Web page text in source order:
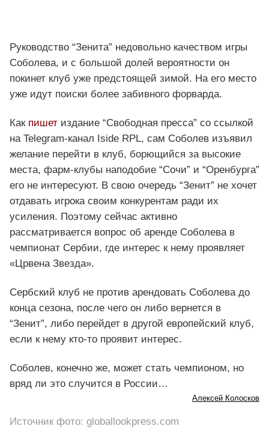
Руководство “Зенита” недовольно качеством игры
Соболева, и с большой долей вероятности он
покинет клуб уже предстоящей зимой. На его место
уже идут поиски более забивного форварда.
Как пишет издание “Свободная пресса” со ссылкой
на Telegram-канал Iside RPL, сам Соболев изъявил
желание перейти в клуб, борющийся за высокие
места, фарм-клубы наподобие “Сочи” и “Оренбурга”
его не интересуют. В свою очередь “Зенит” не хочет
отдавать игрока своим конкурентам ради их
усиления. Поэтому сейчас активно
рассматривается вопрос об аренде Соболева в
чемпионат Сербии, где интерес к нему проявляет
«Црвена Звезда».
Сербский клуб не против арендовать Соболева до
конца сезона, после чего он либо вернется в
“Зенит”, либо перейдет в другой европейский клуб,
если к нему кто-то проявит интерес.
Соболев, конечно же, может стать чемпионом, но
вряд ли это случится в России…
Алексей Колосков
Источник фото: globallookpress.com